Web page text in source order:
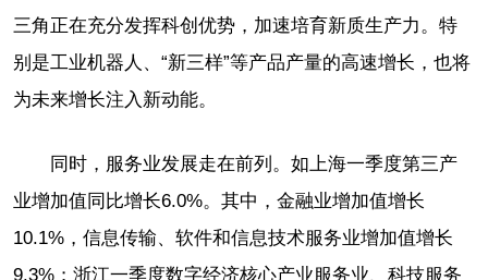
三角正在充分发挥科创优势，加速培育新质生产力。特
别是工业机器人、“新三样”等产品产量的高速增长，也将
为未来增长注入新动能。
同时，服务业发展走在前列。如上海一季度第三产
业增加值同比增长6.0%。其中，金融业增加值增长
10.1%，信息传输、软件和信息技术服务业增加值增长
9.3%；浙江一季度数字经济核心产业服务业、科技服务